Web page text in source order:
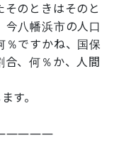
のときはそのと
今八幡浜市の人口
％ですかね、国保
合、何％か、人間
す。